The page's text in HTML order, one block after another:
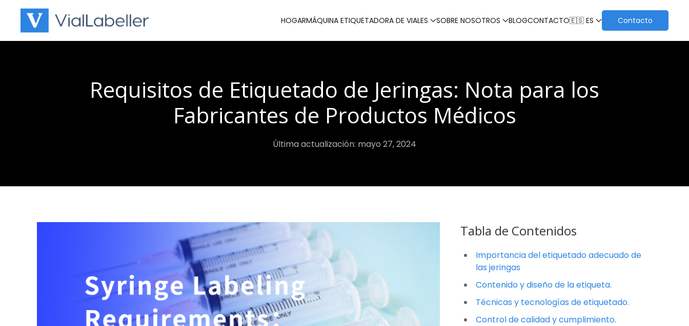
content
HOGARMÁQUINA ETIQUETADORA DE VIALES SOBRE NOSOTROS BLOGCONTACTO🇪🇸 ES Contacto
Requisitos de Etiquetado de Jeringas: Nota para los
Fabricantes de Productos Médicos
Última actualización: mayo 27, 2024
Tabla de Contenidos
Importancia del etiquetado adecuado de
las jeringas
Contenido y diseño de la etiqueta.
Técnicas y tecnologías de etiquetado.
Control de calidad y cumplimiento.